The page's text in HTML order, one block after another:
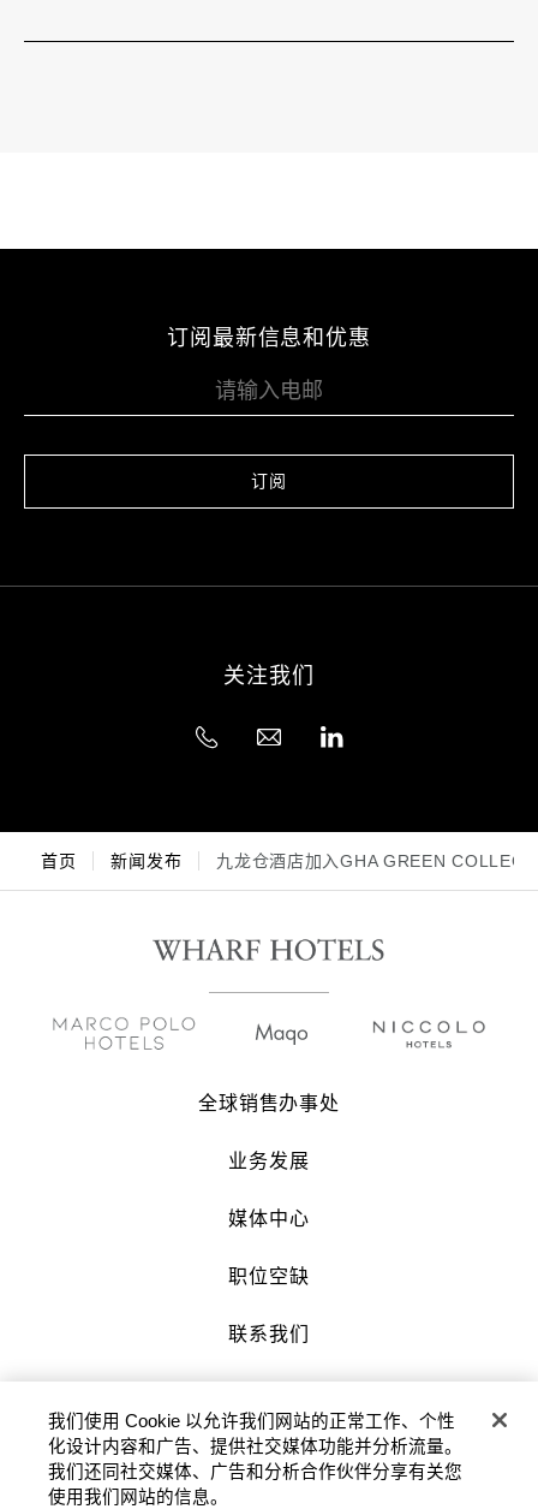
订阅最新信息和优惠
订阅
关注我们
首页 新闻发布 九龙仓酒店加入GHA GREEN
全球销售办事处
业务发展
媒体中心
职位空缺
联系我们
沪公网安备 31010602007034号 |
沪ICP备2022002871号-3
版权及原稿 2026 © 九龙仓酒店保留一切权
我们使用 Cookie 以允许我们网站的正常工作、个性
化设计内容和广告、提供社交媒体功能并分析流量。
我们还同社交媒体、广告和分析合作伙伴分享有关您
使用我们网站的信息。